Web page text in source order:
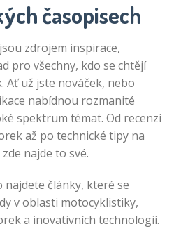
časopisech
zdrojem inspirace,
pro všechny, kdo se chtějí
už jste nováček, nebo
nabídnou rozmanité
spektrum témat. Od recenzí
až po technické tipy na
najde to své.
najdete články, které se
v oblasti motocyklistiky,
a inovativních technologií.